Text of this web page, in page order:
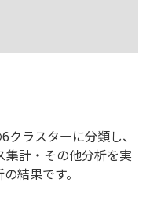
ラスターに分類し、
集計・その他分析を実
結果です。